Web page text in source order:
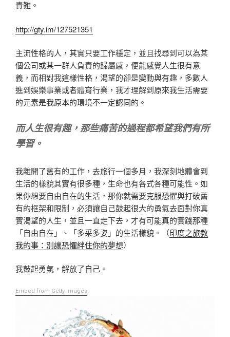
責難。
http://gty.im/127521351
主流性格的人，其實只要工作穩定，並且找尋到可以為某
個公司或某一群人負責的歸屬感，便能感覺人生很有意
義，而相對我這樣性格，渴望的卻是變動與有趣，多數人
進到娛樂事業或者體育行業，我才理解到原來我生活需要
的元素是我原本的環境不一定認同的。
而人生很有趣，那些痛苦的過程都希望我們有所
學習。
我離開了舊有的工作，去旅行一個多月，我深刻地體會到
生活的樣貌其實有很多種，生命也有各式各種可能性。如
果你想要自由自在的生活，那你就需要克服恐懼與打破舊
有的框架和限制，必須讓自己鼓起很大的勇氣去面對你真
實渴望的人生，並且一直走下去，才有可能真的實踐那種
「自由自在」、「多采多姿」的生活樣貌。（印度之旅教
我的事：別讓恐懼絆住你的夢想）
我鼓起勇氣，解放了自己。
Embed from Getty Images